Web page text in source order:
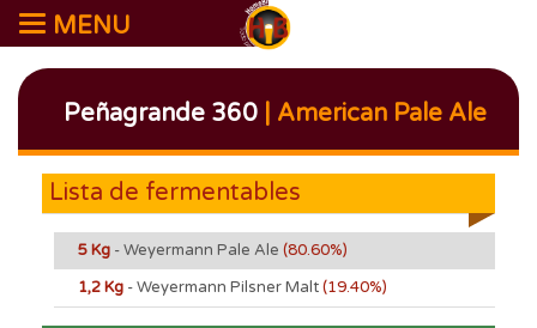
MENU
Peñagrande 360| American Pale Ale
Lista de fermentables
5 Kg - Weyermann Pale Ale (80.60%)
1,2 Kg - Weyermann Pilsner Malt(19.40%)